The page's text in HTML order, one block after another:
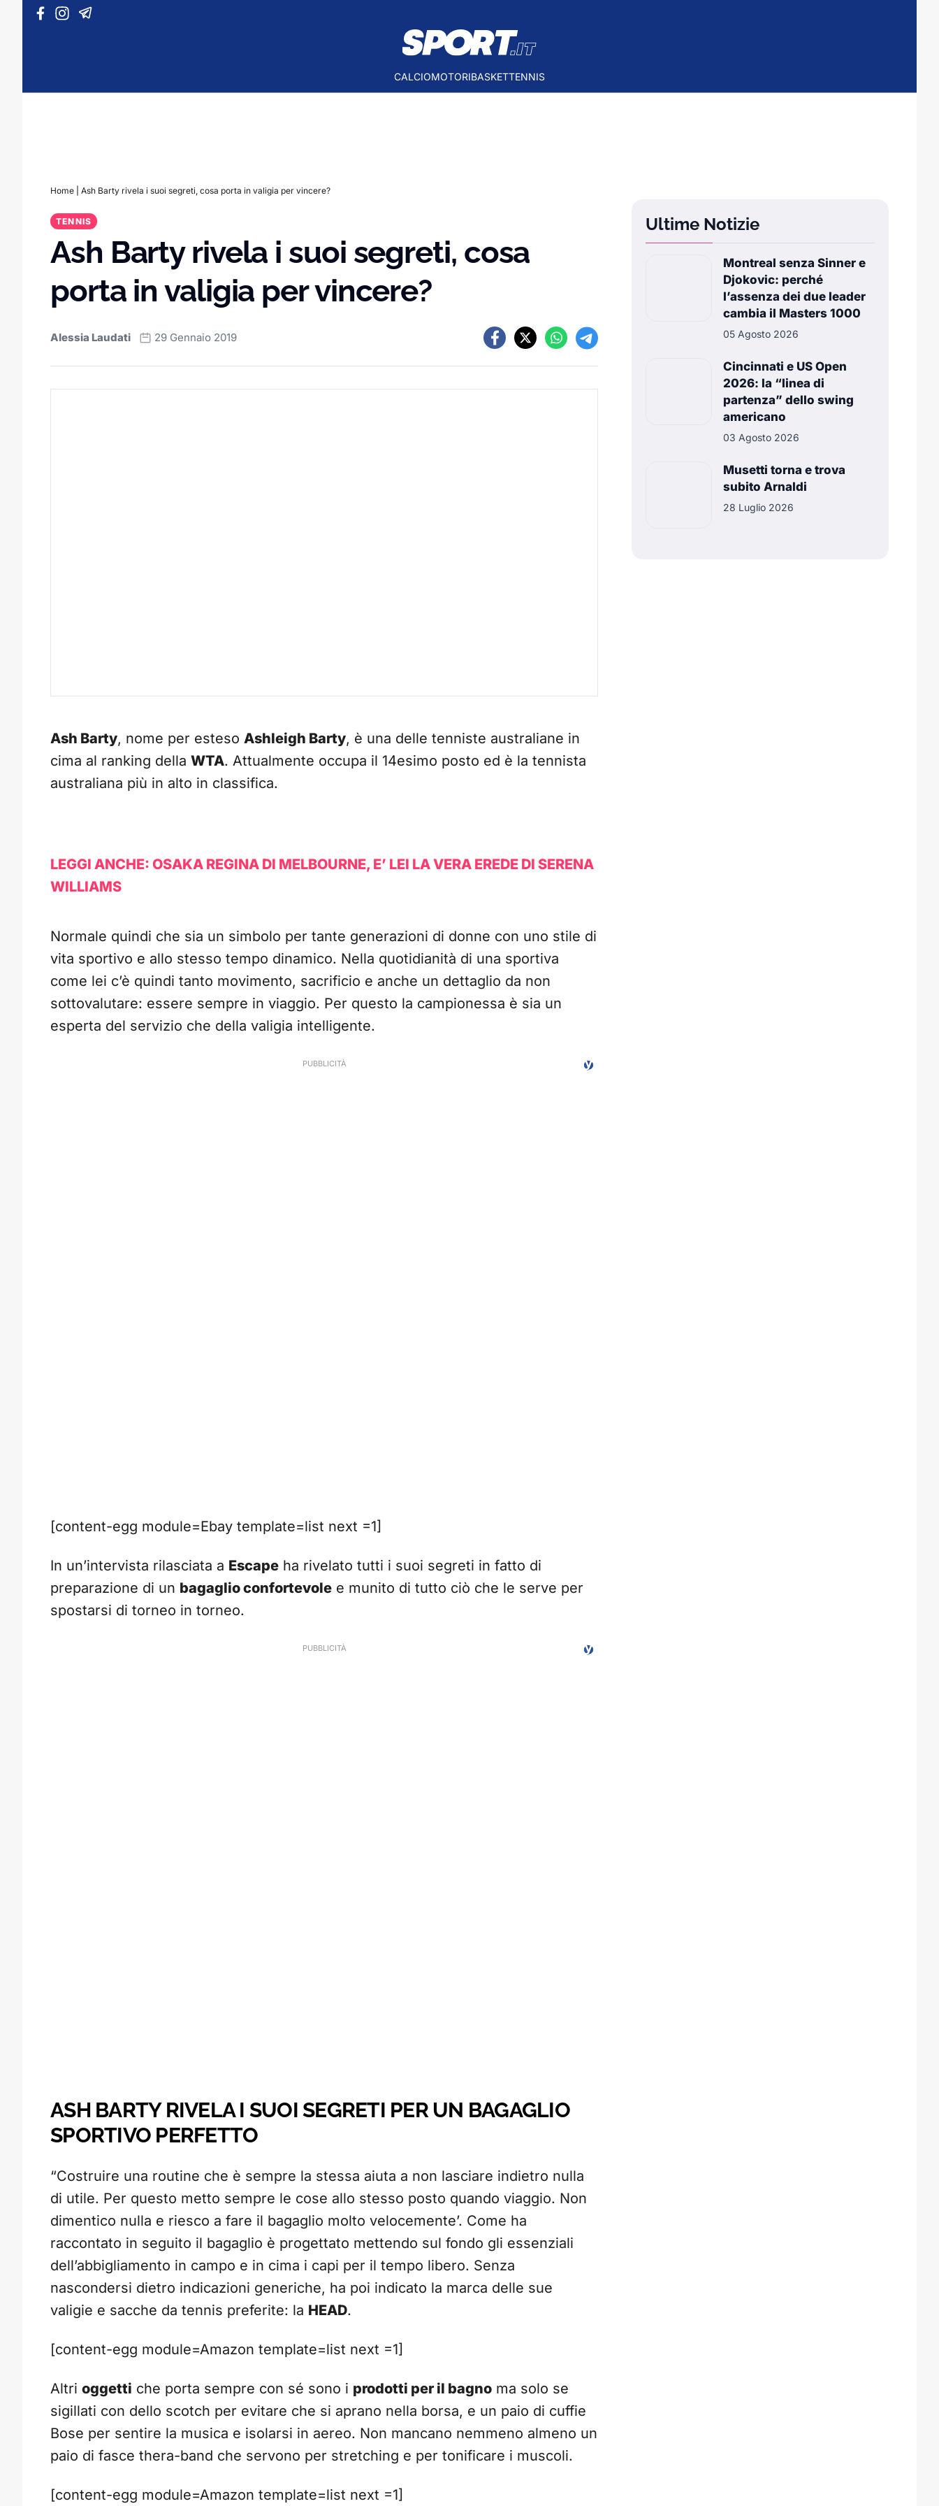
Vai al contenuto
CALCIOMOTORIBASKETTENNIS
Home Ash Barty rivela i suoi segreti, cosa porta in valigia per vincere?
TENNIS
Ash Barty rivela i suoi segreti, cosa
porta in valigia per vincere?
Alessia Laudati 29 Gennaio 2019
Ash Barty, nome per esteso Ashleigh Barty, è una delle tenniste australiane in
cima al ranking della WTA. Attualmente occupa il 14esimo posto ed è la tennista
australiana più in alto in classifica.
LEGGI ANCHE: OSAKA REGINA DI MELBOURNE, E’ LEI LA VERA EREDE DI SERENA
WILLIAMS
Normale quindi che sia un simbolo per tante generazioni di donne con uno stile di
vita sportivo e allo stesso tempo dinamico. Nella quotidianità di una sportiva
come lei c’è quindi tanto movimento, sacrificio e anche un dettaglio da non
sottovalutare: essere sempre in viaggio. Per questo la campionessa è sia un
esperta del servizio che della valigia intelligente.
[content-egg module=Ebay template=list next =1]
In un’intervista rilasciata a Escape ha rivelato tutti i suoi segreti in fatto di
preparazione di un bagaglio confortevole e munito di tutto ciò che le serve per
spostarsi di torneo in torneo.
ASH BARTY RIVELA I SUOI SEGRETI PER UN BAGAGLIO
SPORTIVO PERFETTO
“Costruire una routine che è sempre la stessa aiuta a non lasciare indietro nulla
di utile. Per questo metto sempre le cose allo stesso posto quando viaggio. Non
dimentico nulla e riesco a fare il bagaglio molto velocemente’. Come ha
raccontato in seguito il bagaglio è progettato mettendo sul fondo gli essenziali
dell’abbigliamento in campo e in cima i capi per il tempo libero. Senza
nascondersi dietro indicazioni generiche, ha poi indicato la marca delle sue
valigie e sacche da tennis preferite: la HEAD.
[content-egg module=Amazon template=list next =1]
Altri oggetti che porta sempre con sé sono i prodotti per il bagno ma solo se
sigillati con dello scotch per evitare che si aprano nella borsa, e un paio di cuffie
Bose per sentire la musica e isolarsi in aereo. Non mancano nemmeno almeno un
paio di fasce thera-band che servono per stretching e per tonificare i muscoli.
[content-egg module=Amazon template=list next =1]
Ultime Notizie
Montreal senza Sinner e
Djokovic: perché
l’assenza dei due leader
cambia il Masters 1000
05 Agosto 2026
Cincinnati e US Open
2026: la “linea di
partenza” dello swing
americano
03 Agosto 2026
Musetti torna e trova
subito Arnaldi
28 Luglio 2026